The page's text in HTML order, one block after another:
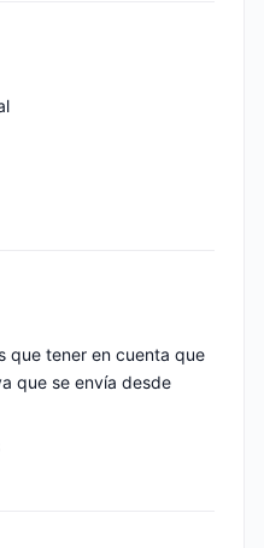
que tener en cuenta que
que se envía desde